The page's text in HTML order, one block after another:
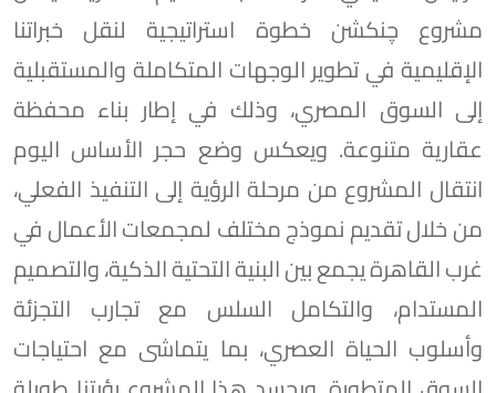
مشروع چنكشن خطوة استراتيجية لنقل خبراتنا
الإقليمية في تطوير الوجهات المتكاملة والمستقبلية
إلى السوق المصري، وذلك في إطار بناء محفظة
عقارية متنوعة. ويعكس وضع حجر الأساس اليوم
انتقال المشروع من مرحلة الرؤية إلى التنفيذ الفعلي،
من خلال تقديم نموذج مختلف لمجمعات الأعمال في
غرب القاهرة يجمع بين البنية التحتية الذكية، والتصميم
المستدام، والتكامل السلس مع تجارب التجزئة
وأسلوب الحياة العصري، بما يتماشى مع احتياجات